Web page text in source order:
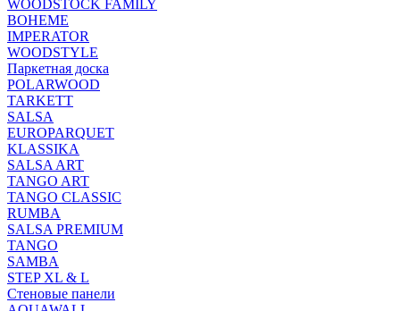
WOODSTOCK FAMILY
BOHEME
IMPERATOR
WOODSTYLE
Паркетная доска
POLARWOOD
TARKETT
SALSA
EUROPARQUET
KLASSIKA
SALSA ART
TANGO ART
TANGO CLASSIC
RUMBA
SALSA PREMIUM
TANGO
SAMBA
STEP XL & L
Стеновые панели